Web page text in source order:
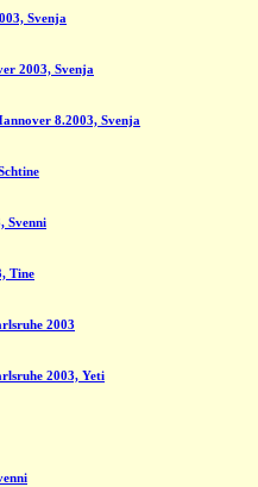
Svenja
2003, Svenja
8.2003, Svenja
Svenni
Tine
2003
2003, Yeti